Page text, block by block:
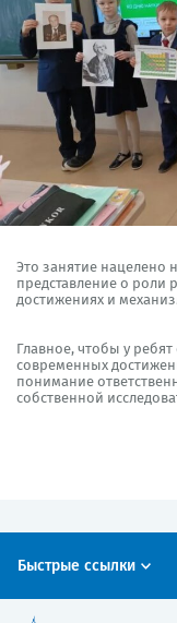
Это занятие нацелено
представление о роли
достижениях и
Главное, чтобы у
современных
понимание
собственной
Быстрые ссылки